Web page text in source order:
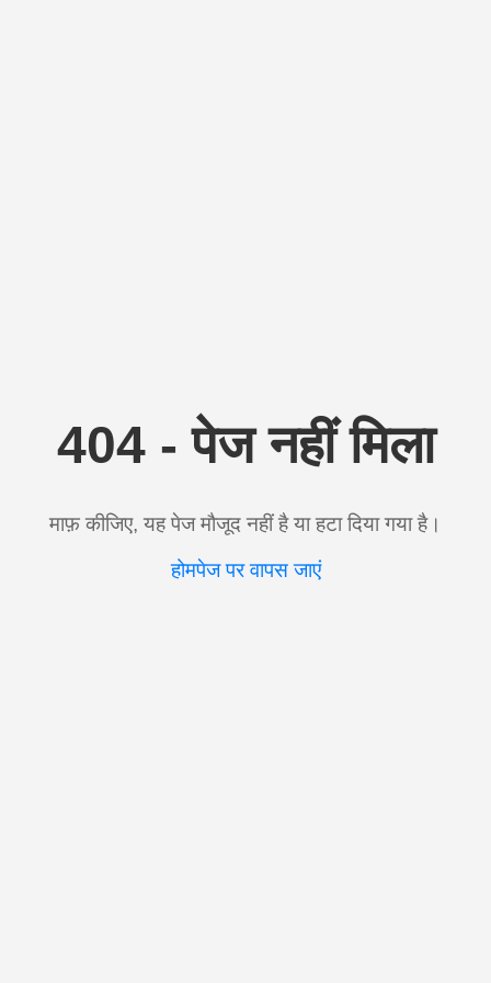
404 - पेज नहीं मिला
माफ़ कीजिए, यह पेज मौजूद नहीं है या हटा दिया गया है।
होमपेज पर वापस जाएं